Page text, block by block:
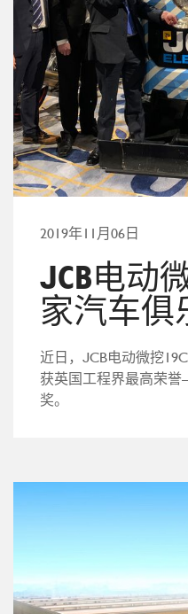
2019年11月06日
JCB电动
家汽车俱
近日，JCB电动微挖
获英国工程界最高荣
奖。